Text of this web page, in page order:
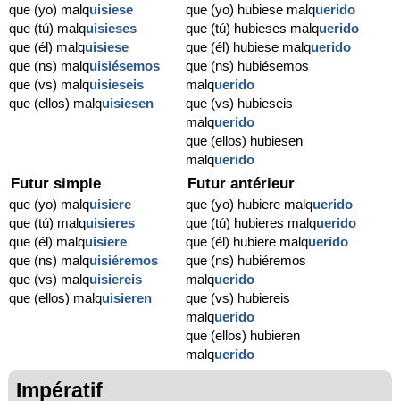
que (yo) malquisiese
que (tú) malquisieses
que (él) malquisiese
que (ns) malquisiésemos
que (vs) malquisieseis
que (ellos) malquisiesen
que (yo) hubiese malquerido
que (tú) hubieses malquerido
que (él) hubiese malquerido
que (ns) hubiésemos
malquerido
que (vs) hubieseis
malquerido
que (ellos) hubiesen
malquerido
Futur simple
que (yo) malquisiere
que (tú) malquisieres
que (él) malquisiere
que (ns) malquisiéremos
que (vs) malquisiereis
que (ellos) malquisieren
Futur antérieur
que (yo) hubiere malquerido
que (tú) hubieres malquerido
que (él) hubiere malquerido
que (ns) hubiéremos
malquerido
que (vs) hubiereis
malquerido
que (ellos) hubieren
malquerido
Impératif